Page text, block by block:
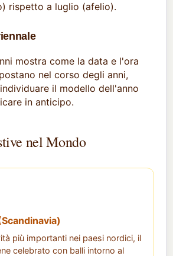
rispetto a luglio (afelio).
mostra come la data e l'ora
nel corso degli anni,
il modello dell'anno
in anticipo.
nel Mondo
più importanti nei paesi nordici, il
celebrato con balli intorno al